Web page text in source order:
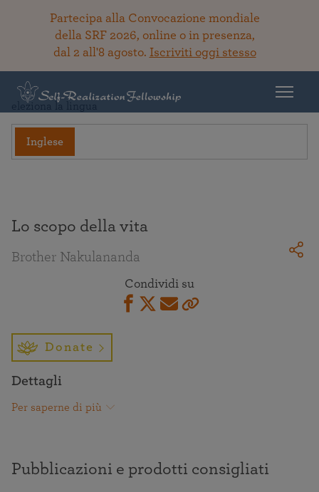
Partecipa alla Convocazione mondiale
della SRF 2026, online o in presenza,
dal 2 all'8 agosto. Iscriviti oggi stesso
eleziona la lingua
Inglese
Lo scopo della vita
Brother Nakulananda
Condividi su
Donate
Dettagli
Per saperne di più
Pubblicazioni e prodotti consigliati